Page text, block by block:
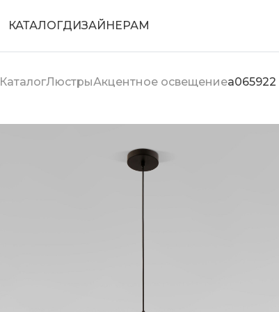
КАТАЛОГДИЗАЙНЕРАМ
КаталогЛюстрыАкцентное освещениеa065922